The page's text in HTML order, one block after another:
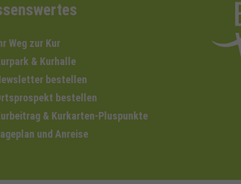
Weg zur Kur
& Kurhalle
bestellen
bestellen
& Kurkarten-Pluspunkte
und Anreise